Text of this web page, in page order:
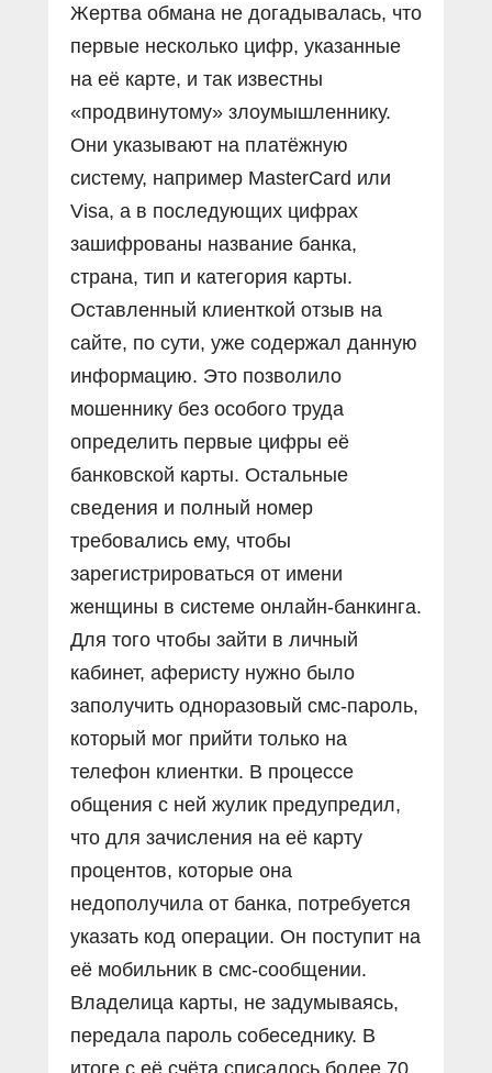
Жертва обмана не догадывалась, что
первые несколько цифр, указанные
на её карте, и так известны
«продвинутому» злоумышленнику.
Они указывают на платёжную
систему, например MasterCard или
Visa, а в последующих цифрах
зашифрованы название банка,
страна, тип и категория карты.
Оставленный клиенткой отзыв на
сайте, по сути, уже содержал данную
информацию. Это позволило
мошеннику без особого труда
определить первые цифры её
банковской карты. Остальные
сведения и полный номер
требовались ему, чтобы
зарегистрироваться от имени
женщины в системе онлайн-банкинга.
Для того чтобы зайти в личный
кабинет, аферисту нужно было
заполучить одноразовый смс-пароль,
который мог прийти только на
телефон клиентки. В процессе
общения с ней жулик предупредил,
что для зачисления на её карту
процентов, которые она
недополучила от банка, потребуется
указать код операции. Он поступит на
её мобильник в смс-сообщении.
Владелица карты, не задумываясь,
передала пароль собеседнику. В